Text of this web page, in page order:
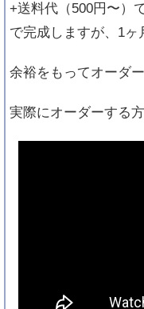
+送料代（500円〜）
で完成しますが、1ヶ
余裕をもってオーダ
実際にオーダーする